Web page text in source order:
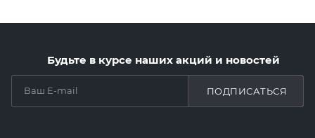
Будьте в курсе наших акций и новостей
ПОДПИСАТЬСЯ